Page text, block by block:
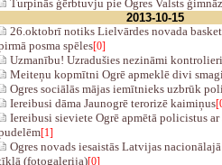
Turpinās ģērbtuvju pie Ogres Valsts
2013-10-15
26.oktobrī notiks Lielvārdes novada
posma spēles[0]
Uzmanību! Uzradušies nezināmi kontrolieri
Meiteņu kopmītni Ogrē apmeklē divi
Ogres sociālās mājas iemītnieks uzbrūk
Iereibusi dāma Jaunogrē terorizē kaimiņus
Iereibusi sieviete Ogrē apmētā policistus
[1]
Ogres novads iesaistās Latvijas
(fotogalerija)[0]